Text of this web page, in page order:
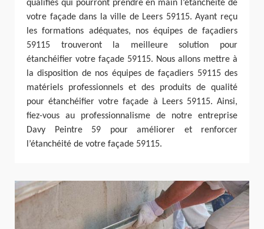
qualifiés qui pourront prendre en main l’étanchéité de
votre façade dans la ville de Leers 59115. Ayant reçu
les formations adéquates, nos équipes de façadiers
59115 trouveront la meilleure solution pour
étanchéifier votre façade 59115. Nous allons mettre à
la disposition de nos équipes de façadiers 59115 des
matériels professionnels et des produits de qualité
pour étanchéifier votre façade à Leers 59115. Ainsi,
fiez-vous au professionnalisme de notre entreprise
Davy Peintre 59 pour améliorer et renforcer
l’étanchéité de votre façade 59115.